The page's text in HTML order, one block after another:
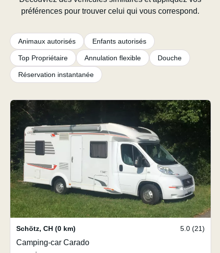
préférences pour trouver celui qui vous correspond.
Animaux autorisés Enfants autorisés
Top Propriétaire Annulation flexible Douche
Réservation instantanée
Schötz, CH (0 km) 5.0 (21)
Camping-car Carado